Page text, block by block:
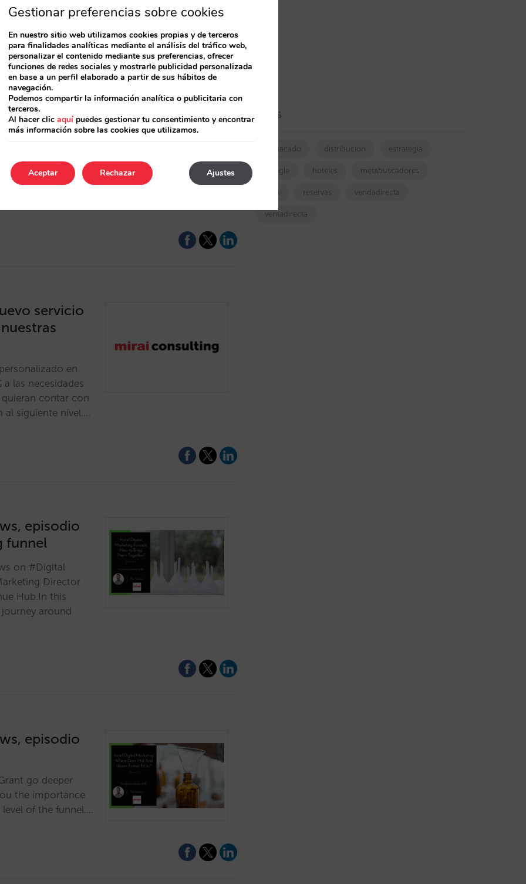
3.0” el miércoles 18 de enero a las 12h en el
en
mejorando
desarrollos y
y asegurarte
servicio
en
las necesidades
contar con
al siguiente nivel.…
episodio
funnel
on #Digital
Director
Hub.In this
around
episodio
go deeper
the importance
of the funnel.…
Tags
destacado distribucion estrategia
google hoteles metabuscadores
OTA reservas vendadirecta
ventadirecta
Gestionar preferencias sobre cookies
En nuestro sitio web utilizamos cookies propias y de terceros
para finalidades analíticas mediante el análisis del tráfico web,
personalizar el contenido mediante sus preferencias, ofrecer
funciones de redes sociales y mostrarle publicidad personalizada
en base a un perfil elaborado a partir de sus hábitos de
navegación.
Podemos compartir la información analítica o publicitaria con
terceros.
Al hacer clic aquípuedes gestionar tu consentimiento y encontrar
más información sobre las cookies que utilizamos.
Aceptar Ajustes
Rechazar